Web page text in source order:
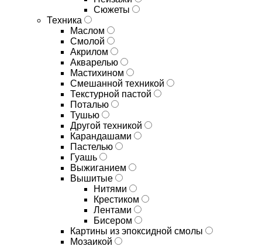
Сюжеты
Техника
Маслом
Смолой
Акрилом
Акварелью
Мастихином
Смешанной техникой
Текстурной пастой
Поталью
Тушью
Другой техникой
Карандашами
Пастелью
Гуашь
Выжиганием
Вышитые
Нитями
Крестиком
Лентами
Бисером
Картины из эпоксидной смолы
Мозаикой